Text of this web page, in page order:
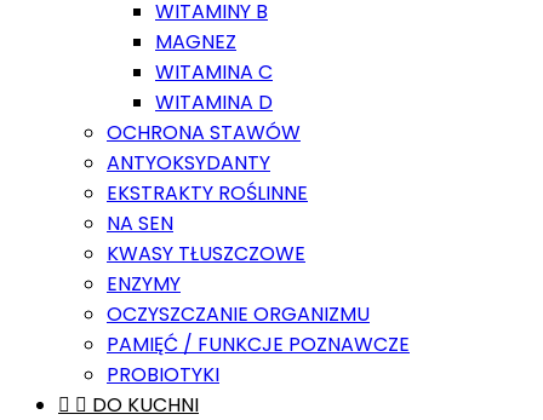
WITAMINY B
MAGNEZ
WITAMINA C
WITAMINA D
OCHRONA STAWÓW
ANTYOKSYDANTY
EKSTRAKTY ROŚLINNE
NA SEN
KWASY TŁUSZCZOWE
ENZYMY
OCZYSZCZANIE ORGANIZMU
PAMIĘĆ / FUNKCJE POZNAWCZE
PROBIOTYKI
  DO KUCHNI